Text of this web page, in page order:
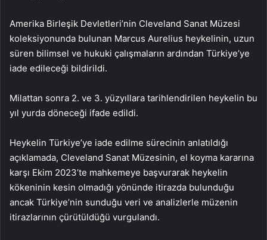
Amerika Birleşik Devletleri’nin Cleveland Sanat Müzesi
koleksiyonunda bulunan Marcus Aurelius heykelinin, uzun
süren bilimsel ve hukuki çalışmaların ardından Türkiye’ye
iade edileceği bildirildi.
Milattan sonra 2. ve 3. yüzyıllara tarihlendirilen heykelin bu
yıl yurda döneceği ifade edildi.
Heykelin Türkiye’ye iade edilme sürecinin anlatıldığı
açıklamada, Cleveland Sanat Müzesinin, el koyma kararına
karşı Ekim 2023’te mahkemeye başvurarak heykelin
kökeninin kesin olmadığı yönünde itirazda bulunduğu
ancak Türkiye’nin sunduğu veri ve analizlerle müzenin
itirazlarının çürütüldüğü vurgulandı.